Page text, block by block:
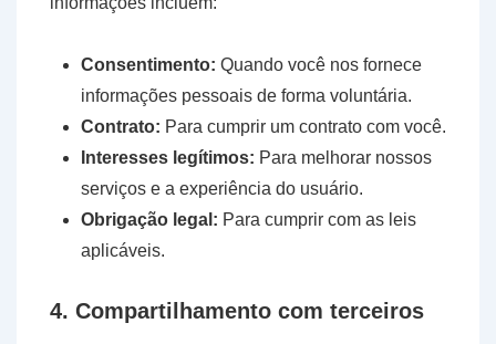
Consentimento: Quando você nos fornece
informações pessoais de forma voluntária.
Contrato: Para cumprir um contrato com você.
Interesses legítimos: Para melhorar nossos
serviços e a experiência do usuário.
Obrigação legal: Para cumprir com as leis
aplicáveis.
4. Compartilhamento com terceiros